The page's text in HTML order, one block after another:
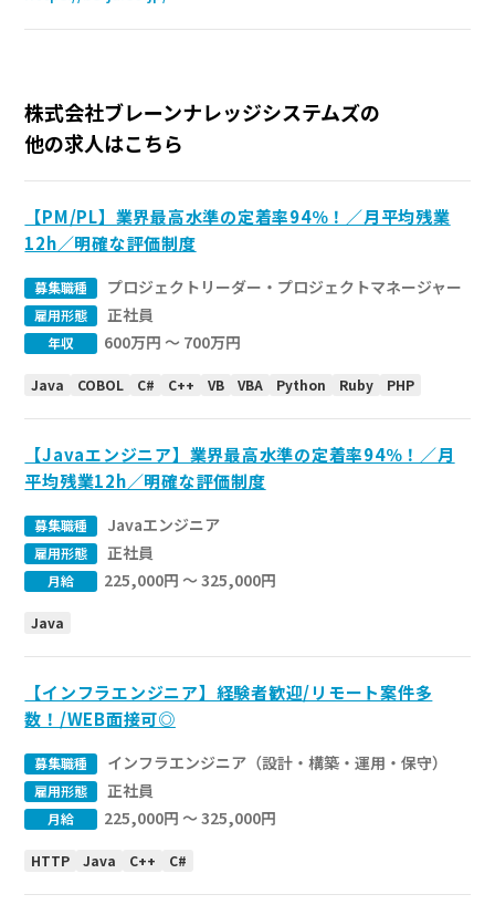
株式会社ブレーンナレッジシステムズの
他の求人はこちら
【PM/PL】業界最高水準の定着率94％！／月平均残業
12h／明確な評価制度
募集職種 プロジェクトリーダー・プロジェクトマネージャー
雇用形態 正社員
年収 600万円 〜 700万円
Java COBOL C# C++ VB VBA Python Ruby PHP
【Javaエンジニア】業界最高水準の定着率94％！／月
平均残業12h／明確な評価制度
募集職種 Javaエンジニア
雇用形態 正社員
月給 225,000円 〜 325,000円
Java
【インフラエンジニア】経験者歓迎/リモート案件多
数！/WEB面接可◎
募集職種 インフラエンジニア（設計・構築・運用・保守）
雇用形態 正社員
月給 225,000円 〜 325,000円
HTTP Java C++ C#